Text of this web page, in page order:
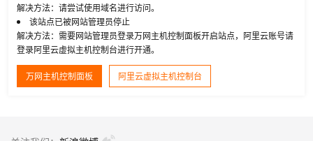
解决方法：请尝试使用域名进行访问。
该站点已被网站管理员停止
解决方法：需要网站管理员登录万网主机控制面板开启站点，阿里云账号请
登录阿里云虚拟主机控制台进行开通。
万网主机控制面板 阿里云虚拟主机控制台